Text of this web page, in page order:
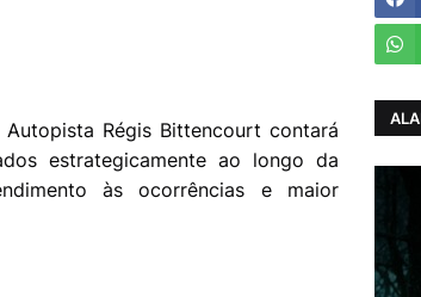
Régis Bittencourt contará
estrategicamente ao longo da
às ocorrências e maior